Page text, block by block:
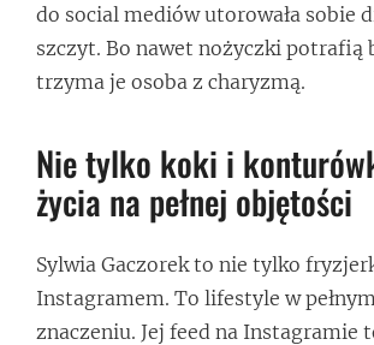
do social mediów utorowała sobie
szczyt. Bo nawet nożyczki potrafią
trzyma je osoba z charyzmą.
Nie tylko koki i
życia na pełnej objętości
Sylwia Gaczorek to nie tylko
Instagramem. To lifestyle w
znaczeniu. Jej feed na Instagramie